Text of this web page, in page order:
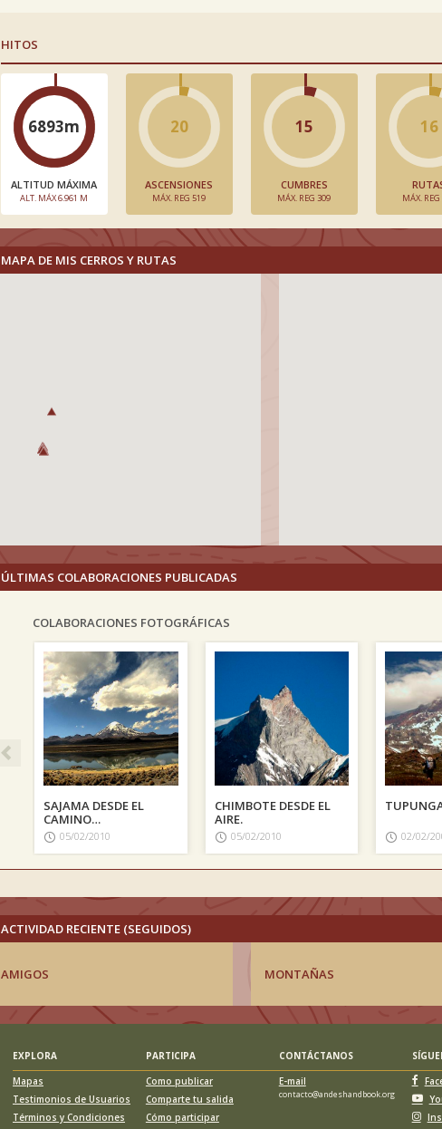
HITOS
6893m
ALTITUD MÁXIMA
ALT. MÁX 6.961 M
20
ASCENSIONES
MÁX. REG 519
15
CUMBRES
MÁX. REG 309
16
MÁX.
MAPA DE MIS CERROS Y RUTAS
ÚLTIMAS COLABORACIONES PUBLICADAS
COLABORACIONES FOTOGRÁFICAS
SAJAMA DESDE EL
CAMINO
INTERNACIONAL.
05/02/2010
CHIMBOTE DESDE EL
AIRE.
05/02/2010 02/02/
Previous
ACTIVIDAD RECIENTE (SEGUIDOS)
AMIGOS MONTAÑAS
EXPLORA PARTICIPA CONTÁCTANOS
Mapas
Testimonios de Usuarios
Términos y Condiciones
Como publicar
Comparte tu salida
Cómo participar
E-mail
contacto@andeshandbook.org